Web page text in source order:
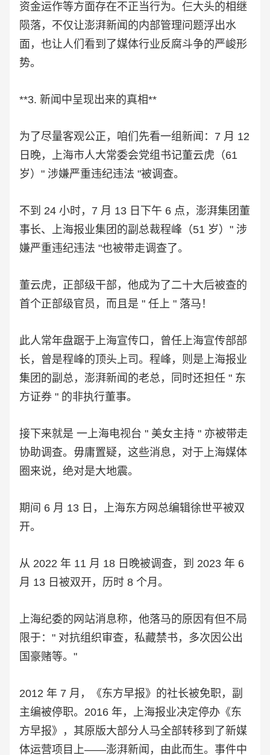
资金运作等方面存在不正当行为。仨大头的相继
陨落，不仅让澎湃新闻的内部管理问题浮出水
面，也让人们看到了媒体行业反腐斗争的严峻形
势。
**3. 新闻中呈现出来的真相**
为了尽量客观公正，咱们先看一组新闻：7 月 12
日晚，上海市人大常委会党组书记董云虎（61
岁）" 涉嫌严重违纪违法 "被调查。
不到 24 小时，7 月 13 日下午 6 点，澎湃集团董
事长、上海报业集团的副总裁程峰（51 岁）" 涉
嫌严重违纪违法 "也被带走调查了。
董云虎，正部级干部，他成为了二十大后被查的
首个正部级官员，而且是 " 任上 " 落马！
此人常年盘踞于上海宣传口，曾任上海宣传部部
长，曾是程峰的顶头上司。程峰，则是上海报业
集团的副总，澎湃新闻的老总，同时还担任 " 东
方证券 " 的非执行董事。
接下来就是 一上海电视台 " 美女主持 " 亦被带走
协助调查。毋庸置疑，这些消息，对于上海媒体
圈来说，绝对是大地震。
期间 6 月 13 日，上海东方网总编辑徐世平被双
开。
从 2022 年 11 月 18 日晚被调查，到 2023 年 6
月 13 日被双开，历时 8 个月。
上海纪委的网站消息称，他落马的原因有但不局
限于：" 对抗组织审查，私藏禁书，多次因公出
国豪赌等。"
2012 年 7 月，《东方早报》的社长被免职，副
主编被停职。2016 年，上海报业决定停办《东
方早报》，其原版大部分人马全部转移到了新媒
体运营项目上——澎湃新闻，由此而生。事件中